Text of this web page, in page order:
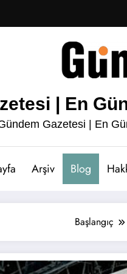
| En
Gazetesi | En
Arşiv Blog
Başlangıç